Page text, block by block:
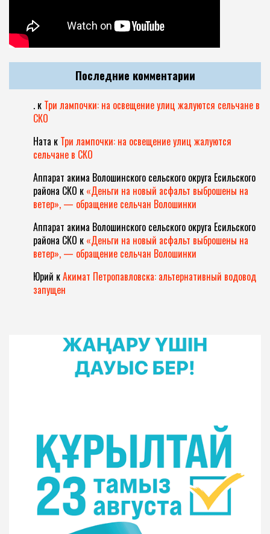
Последние комментарии
. к Три лампочки: на освещение улиц жалуются сельчане в
СКО
Ната к Три лампочки: на освещение улиц жалуются
сельчане в СКО
Аппарат акима Волошинского сельского округа Есильского
района СКО к «Деньги на новый асфальт выброшены на
ветер», — обращение сельчан Волошинки
Аппарат акима Волошинского сельского округа Есильского
района СКО к «Деньги на новый асфальт выброшены на
ветер», — обращение сельчан Волошинки
Юрий кАкимат Петропавловска: альтернативный водовод
запущен